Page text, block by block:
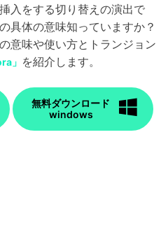
入をする切り替えの演出で
具体の意味知っていますか？
意味や使い方とトランジョン
」 を紹介します。
無料ダウンロード
windows